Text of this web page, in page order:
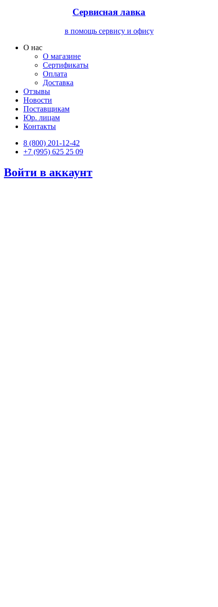
Сервисная лавка
в помощь сервису и офису
О нас
О магазине
Сертификаты
Оплата
Доставка
Отзывы
Новости
Поставщикам
Юр. лицам
Контакты
8 (800) 201-12-42
+7 (995) 625 25 09
Войти в аккаунт